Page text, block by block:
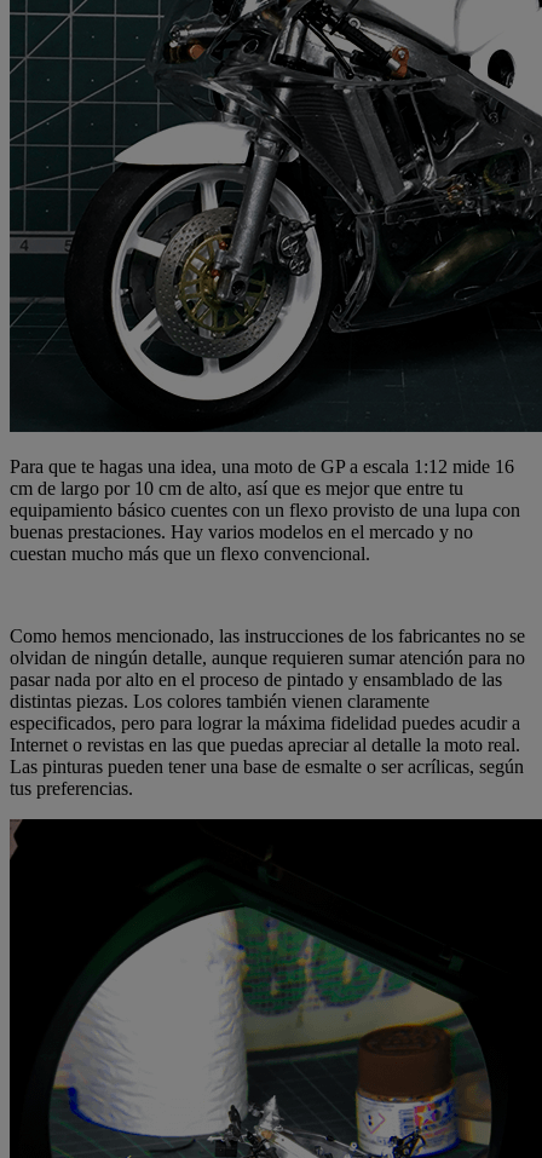
Para que te hagas una idea, una moto de GP a escala 1:12 mide 16
cm de largo por 10 cm de alto, así que es mejor que entre tu
equipamiento básico cuentes con un flexo provisto de una lupa con
buenas prestaciones. Hay varios modelos en el mercado y no
cuestan mucho más que un flexo convencional.
Como hemos mencionado, las instrucciones de los fabricantes no se
olvidan de ningún detalle, aunque requieren sumar atención para no
pasar nada por alto en el proceso de pintado y ensamblado de las
distintas piezas. Los colores también vienen claramente
especificados, pero para lograr la máxima fidelidad puedes acudir a
Internet o revistas en las que puedas apreciar al detalle la moto real.
Las pinturas pueden tener una base de esmalte o ser acrílicas, según
tus preferencias.